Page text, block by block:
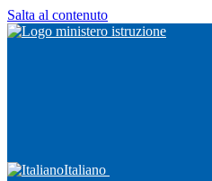
Salta al contenuto
Italiano